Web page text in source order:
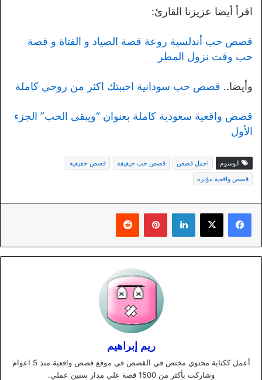
اقرأ أيضا عزيزنا القارئ:
قصص حب أندلسية روعة قصة الصياد و الفتاة و قصة
حب وقت نزول المطر
وأيضا.. قصص حب سودانية احببتك اكثر من روحي كاملة
قصص واقعية سعودية كاملة بعنوان “ويبقى الحب” الجزء
الأول
الوسوم اجمل قصص قصص حب حيقيقة
قصص حقيقية
قصص واقعية مؤثرة
لينكدإن بينتيريست
ريم إبراهيم
أعمل ككتابة محتوي مختص في القصص في موقع قصص واقعية منذ 5 اعوام
وشاركت بأكثر من 1500 قصة علي مدار سنين عملي.